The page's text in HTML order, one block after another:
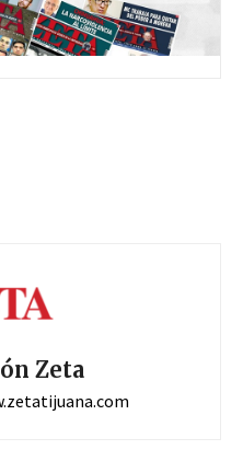
Zeta